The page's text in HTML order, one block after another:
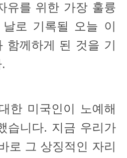
유를 위한 가장 훌륭
로 기록될 오늘 이
함께하게 된 것을 기
한 미국인이 노예해
습니다. 지금 우리가
로 그 상징적인 자리